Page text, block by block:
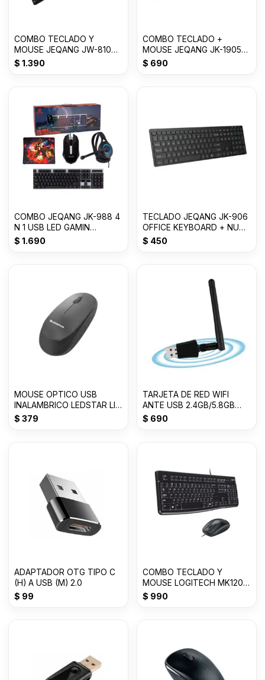
COMBO TECLADO Y
MOUSE JEQANG JW-8100
2.4G 10M USB GTB-14081-
$ 1.390
COMBO TECLADO +
MOUSE JEQANG JK-1905
GBT-14081-2010
$ 690
COMBO JEQANG JK-988 4
N 1 USB LED GAMIN
GCOMBO GB/T 26245-20
$ 1.690
TECLADO JEQANG JK-906
OFFICE KEYBOARD + NUM
USB
$ 450
MOUSE OPTICO USB
INALAMBRICO LEDSTAR LI-
M02
$ 379
TARJETA DE RED WIFI
ANTE USB 2.4GB/5.8GB
600M
$ 690
ADAPTADOR OTG TIPO C
(H) A USB (M) 2.0
$ 99
COMBO TECLADO Y
MOUSE LOGITECH MK120
ESPAÑOL
$ 990